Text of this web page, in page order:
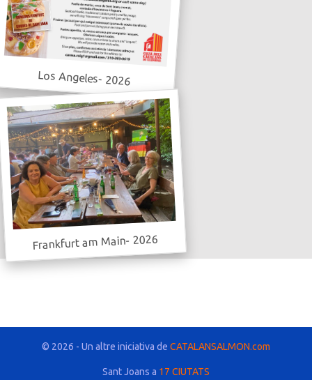
Los Angeles- 2026
Frankfurt am Main- 2026
© 2026 - Un altre iniciativa de CATALANSALMON.com
Sant Joans a 17 CIUTATS